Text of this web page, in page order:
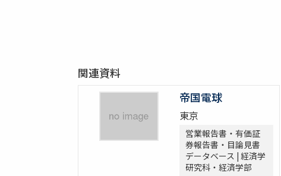
関連資料
帝国電球
東京
営業報告書・有価証
券報告書・目論見書
データベース | 経済学
研究科・経済学部